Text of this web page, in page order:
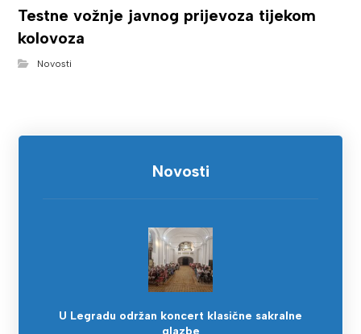
Testne vožnje javnog prijevoza tijekom
kolovoza
Novosti
Novosti
U Legradu održan koncert klasične sakralne
glazbe